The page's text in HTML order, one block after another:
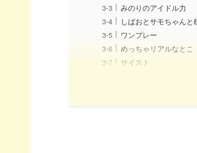
みのりのアイドル力
しばおとサモちゃんと
ワンプレー
めっちゃリアルなとこ
サイスト